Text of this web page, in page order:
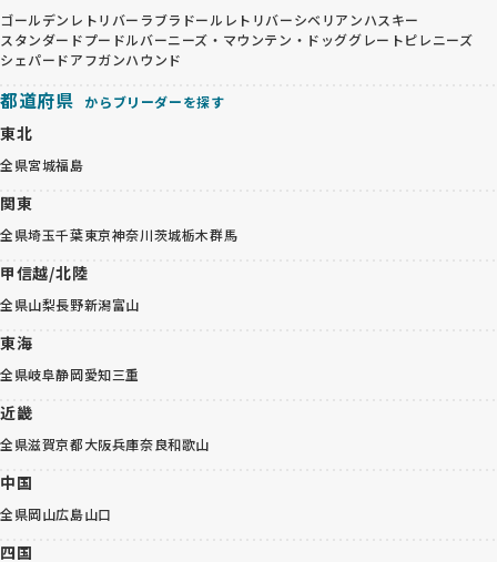
ゴールデンレトリバー ラブラドールレトリバーシベリアンハスキー
スタンダードプードルバーニーズ・マウンテン・ドッググレートピレニーズ
シェパードアフガンハウンド
都道府県 からブリーダーを探す
東北
全県宮城福島
関東
全県埼玉千葉東京神奈川茨城栃木群馬
甲信越/北陸
全県山梨長野新潟富山
東海
全県岐阜静岡愛知三重
近畿
全県滋賀京都大阪兵庫奈良和歌山
中国
全県岡山広島山口
四国